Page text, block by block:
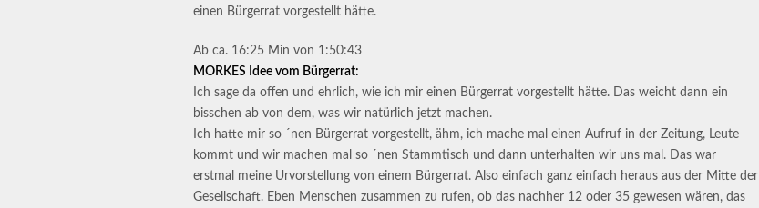
einen Bürgerrat vorgestellt hätte.
Ab ca. 16:25 Min von 1:50:43
MORKES Idee vom Bürgerrat:
Ich sage da offen und ehrlich, wie ich mir einen Bürgerrat vorgestellt hätte. Das weicht dann ein
bisschen ab von dem, was wir natürlich jetzt machen.
Ich hatte mir so ´nen Bürgerrat vorgestellt, ähm, ich mache mal einen Aufruf in der Zeitung, Leute
kommt und wir machen mal so ´nen Stammtisch und dann unterhalten wir uns mal. Das war
erstmal meine Urvorstellung von einem Bürgerrat. Also einfach ganz einfach heraus aus der Mitte der
Gesellschaft. Eben Menschen zusammen zu rufen, ob das nachher 12 oder 35 gewesen wären, das